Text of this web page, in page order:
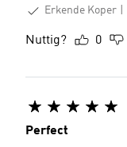
Erkende Koper
Nuttig? 0
Perfect